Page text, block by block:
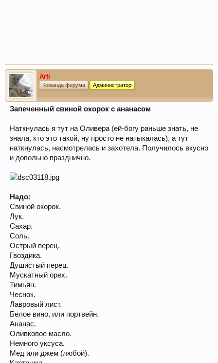
Arti
Команда форума Администратор
Запеченный свиной окорок с ананасом
Наткнулась я тут на Оливера (ей-богу раньше знать, не
знала, кто это такой, ну просто не натыкалась), а тут
наткнулась, насмотрелась и захотела. Получилось вкусно
и довольно празднично.
Надо:
Свиной окорок.
Лук.
Сахар.
Соль.
Острый перец.
Гвоздика.
Душистый перец.
Мускатный орех.
Тимьян.
Чеснок.
Лавровый лист.
Белое вино, или портвейн.
Ананас.
Оливковое масло.
Немного уксуса.
Мед или джем (любой).